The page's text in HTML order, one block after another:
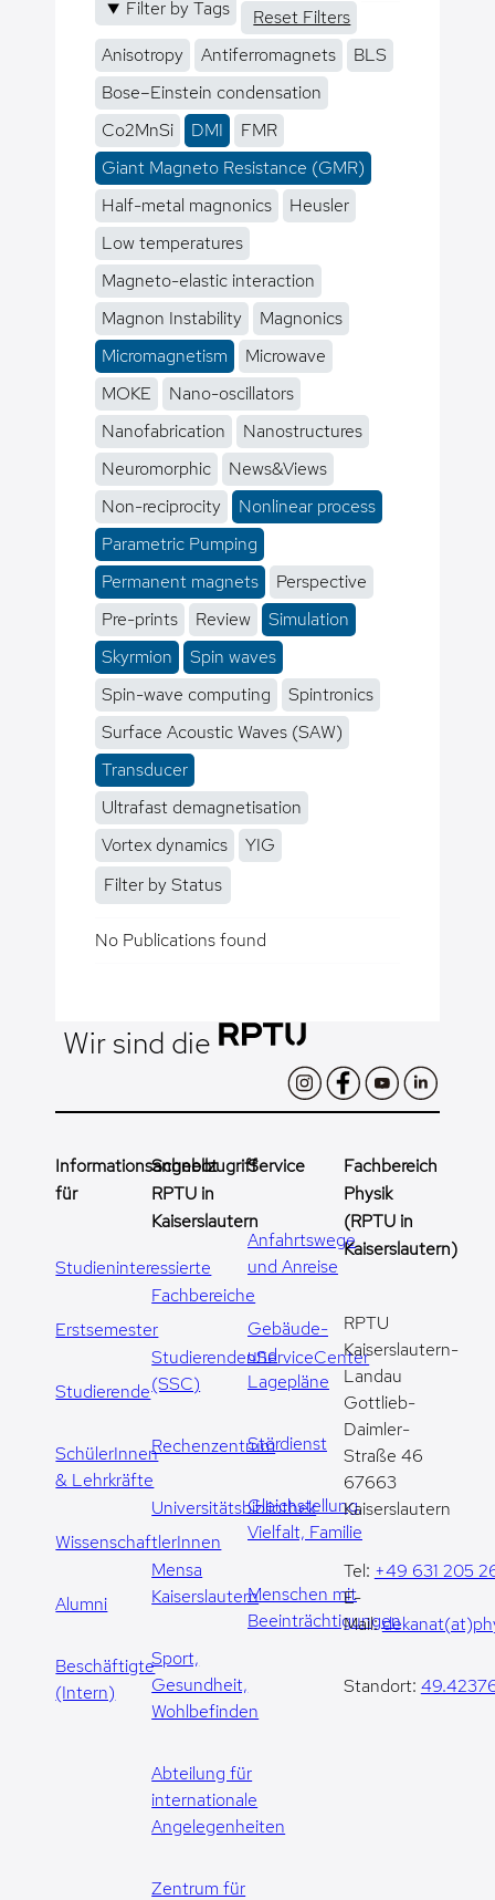
Filter by Tags
Reset Filters
Anisotropy
Antiferromagnets
BLS
Bose–Einstein condensation
Co2MnSi
DMI
FMR
Giant Magneto Resistance (GMR)
Half-metal magnonics
Heusler
Low temperatures
Magneto-elastic interaction
Magnon Instability
Magnonics
Micromagnetism
Microwave
MOKE
Nano-oscillators
Nanofabrication
Nanostructures
Neuromorphic
News&Views
Non-reciprocity
Nonlinear process
Parametric Pumping
Permanent magnets
Perspective
Pre-prints
Review
Simulation
Skyrmion
Spin waves
Spin-wave computing
Spintronics
Surface Acoustic Waves (SAW)
Transducer
Ultrafast demagnetisation
Vortex dynamics
YIG
Filter by Status
No Publications found
Wir sind die
Informationsangebot
für
Studieninteressierte
Erstsemester
Studierende
SchülerInnen
& Lehrkräfte
WissenschaftlerInnen
Alumni
Beschäftigte
(Intern)
Schnellzugriff
RPTU in
Kaiserslautern
Fachbereiche
StudierendenServiceCenter
(SSC)
Rechenzentrum
Universitätsbibliothek
Mensa
Kaiserslautern
Sport,
Gesundheit,
Wohlbefinden
Abteilung für
internationale
Angelegenheiten
Zentrum für
Service
Anfahrtswege
und Anreise
Gebäude-
und
Lagepläne
Stördienst
Gleichstellung,
Vielfalt, Familie
Menschen mit
Beeinträchtigungen
Fachbereich
Physik
(RPTU in
Kaiserslautern)
RPTU
Kaiserslautern-
Landau
Gottlieb-
Daimler-
Straße 46
67663
Kaiserslautern
Tel: +49 631 205
E-
Mail:
Standort: